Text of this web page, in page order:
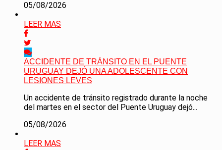
05/08/2026
LEER MAS
ACCIDENTE DE TRÁNSITO EN EL PUENTE
URUGUAY DEJÓ UNA ADOLESCENTE CON
LESIONES LEVES
Un accidente de tránsito registrado durante la noche
del martes en el sector del Puente Uruguay dejó...
05/08/2026
LEER MAS